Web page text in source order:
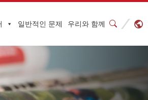
일반적인 문제 우리와 함께